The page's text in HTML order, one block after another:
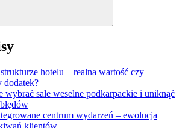
hotelu – realna wartość czy
dodatek?
wybrać sale weselne podkarpackie i uniknąć
centrum wydarzeń – ewolucja